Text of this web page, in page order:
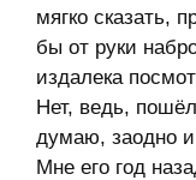
мягко сказать,
бы от руки
издалека
Нет, ведь,
думаю, заодно
Мне его год